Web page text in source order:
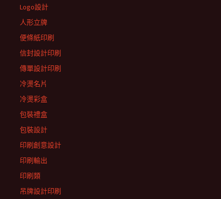
Logo設計
人形立牌
便條紙印刷
信封設計印刷
傳單設計印刷
冷燙名片
冷燙彩盒
包裝禮盒
包裝設計
印刷創意設計
印刷輸出
印刷類
吊牌設計印刷